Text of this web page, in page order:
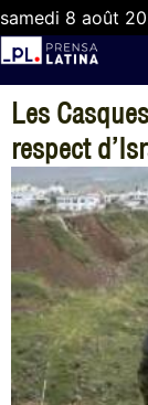
samedi 8 août
Les
respect